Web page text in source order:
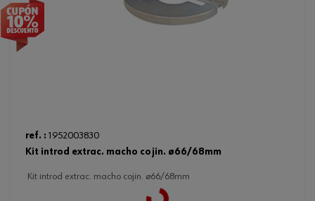
ref. : 1952003830
kit introd extrac. macho cojin. ø66/68mm
kit introd extrac. macho cojin. ø66/68mm